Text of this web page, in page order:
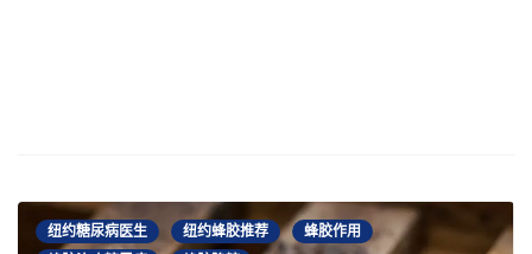
纽约糖尿病医生 纽约蜂胶推荐
蜂胶作用